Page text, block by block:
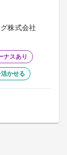
株式会社
ナスあり
かせる